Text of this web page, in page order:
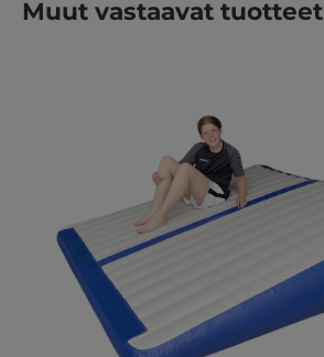
Muut vastaavat tuotteet